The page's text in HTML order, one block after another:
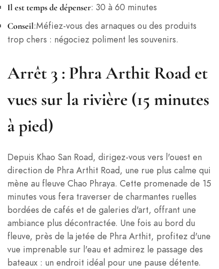
Il est temps de dépenser: 30 à 60 minutes
Conseil:Méfiez-vous des arnaques ou des produits
trop chers : négociez poliment les souvenirs.
Arrêt 3 : Phra Arthit Road et
vues sur la rivière (15 minutes
à pied)
Depuis Khao San Road, dirigez-vous vers l'ouest en
direction de Phra Arthit Road, une rue plus calme qui
mène au fleuve Chao Phraya. Cette promenade de 15
minutes vous fera traverser de charmantes ruelles
bordées de cafés et de galeries d'art, offrant une
ambiance plus décontractée. Une fois au bord du
fleuve, près de la jetée de Phra Arthit, profitez d'une
vue imprenable sur l'eau et admirez le passage des
bateaux : un endroit idéal pour une pause détente.